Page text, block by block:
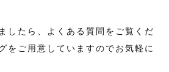
したら、よくある質問をご覧くだ
をご用意していますのでお気軽に